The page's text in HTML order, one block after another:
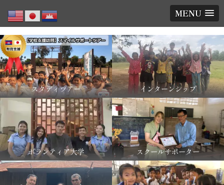
MENU
スタディツアー インターンシップ
ボランティア大学 スクールサポーター